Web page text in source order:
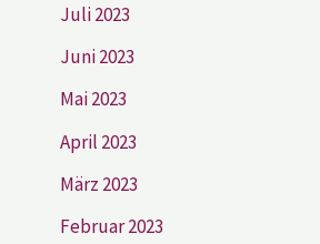
Juli 2023
Juni 2023
Mai 2023
April 2023
März 2023
Februar 2023